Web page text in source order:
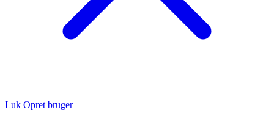
Luk Opret bruger